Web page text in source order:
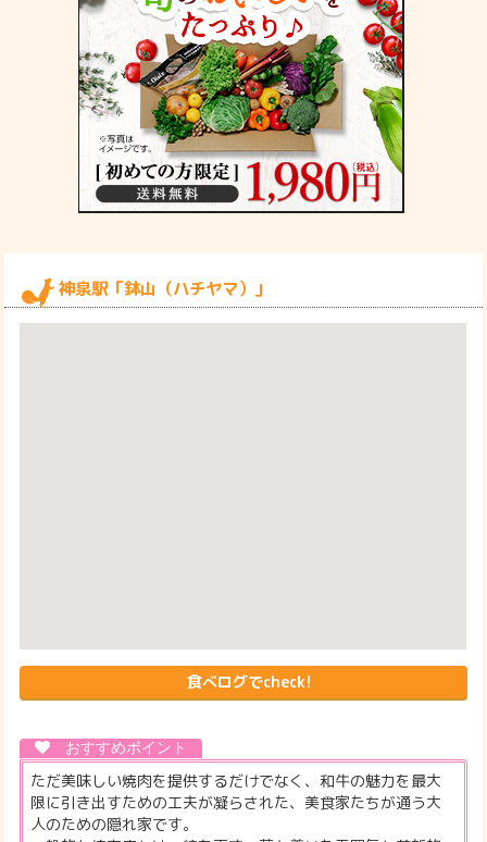
神泉駅「鉢山（ハチヤマ）」
食べログでcheck!
ただ美味しい焼肉を提供するだけでなく、和牛の魅力を最大
限に引き出すための工夫が凝らされた、美食家たちが通う大
人のための隠れ家です。